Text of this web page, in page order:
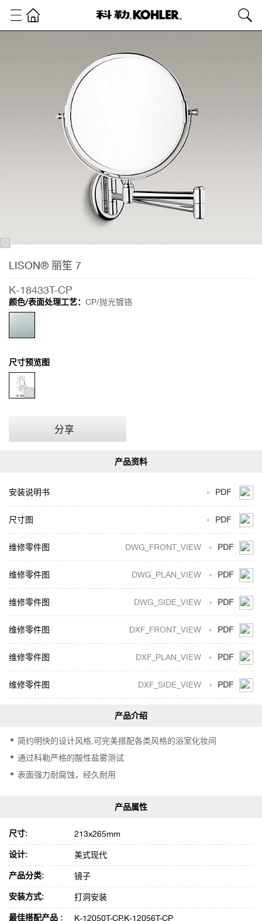
LISON® 丽笙 7
K-18433T-CP
颜色/表面处理工艺： CP/抛光镀铬
尺寸预览图
分享
PDF
安装说明书
PDF
尺寸图
PDF
DWG_FRONT_VIEW
PDF
DWG_PLAN_VIEW
PDF
DWG_SIDE_VIEW
PDF
DXF_FRONT_VIEW
PDF
DXF_PLAN_VIEW
PDF
DXF_SIDE_VIEW
简约明快的设计风格,可完美搭配各类风格的浴室化妆间
通过科勒严格的酸性盐雾测试
表面强力耐腐蚀，经久耐用
尺寸: 213x265mm
设计: 美式现代
产品分类: 镜子
安装方式: 打洞安装
最佳搭配产品 : K-12050T-CP,K-12056T-CP